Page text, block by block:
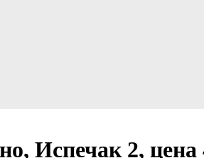
Испечак 2, цена